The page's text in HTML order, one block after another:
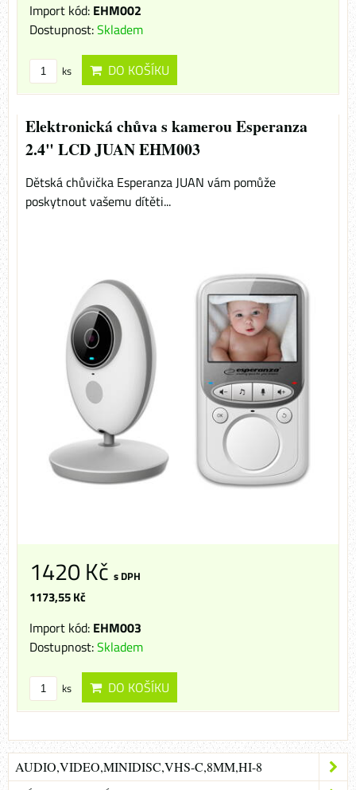
Import kód: EHM002
Dostupnost:Skladem
ks DO KOŠÍKU
Elektronická chůva s kamerou Esperanza
2.4" LCD JUAN EHM003
Dětská chůvička Esperanza JUAN vám pomůže
poskytnout vašemu dítěti...
1420 Kč s DPH
1173,55 Kč
Import kód: EHM003
Dostupnost:Skladem
ks DO KOŠÍKU
AUDIO,VIDEO,MINIDISC,VHS-C,8MM,HI-8